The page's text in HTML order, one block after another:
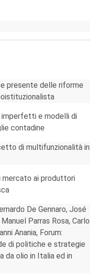
presente delle riforme
e modelli di
contadine
di multifunzionalità in
mercato ai produttori
De Gennaro, José
Parras Rosa, Carlo
Anania, Forum:
di politiche e strategie
da olio in Italia ed in